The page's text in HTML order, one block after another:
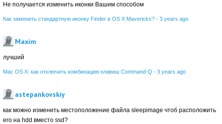
Не получается изменить иконки Вашим способом
Как заменить стандартную иконку Finder в OS X Mavericks? · 3 years ago
Maxim
лучший
Mac OS X: как отключить комбинацию клавиш Command-Q · 3 years ago
astepankovskiy
как можно изменить местоположение файла sleepimage чтоб расположить
его на hdd вместо ssd?